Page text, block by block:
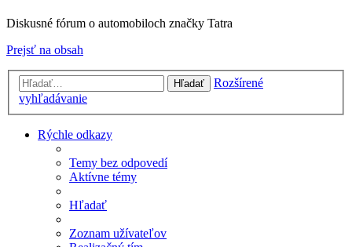
Diskusné fórum o automobiloch značky Tatra
Prejsť na obsah
Hľadať
Rozšírené
vyhľadávanie
Rýchle odkazy
Temy bez odpovedí
Aktívne témy
Hľadať
Zoznam užívateľov